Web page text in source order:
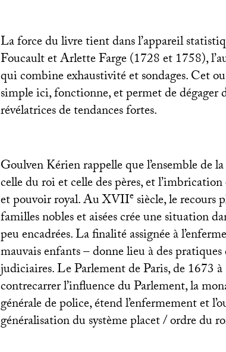
La force du livre tient dans l’appareil
Foucault et Arlette Farge (1728 et 1758),
qui combine exhaustivité et sondages. Cet
simple ici, fonctionne, et permet de dégager
révélatrices de tendances fortes.
Goulven Kérien rappelle que l’ensemble de
celle du roi et celle des pères, et
et pouvoir royal. AuXVIIe siècle, le recours
familles nobles et aisées crée une situation
peu encadrées. La finalité assignée à
mauvais enfants – donne lieu à des
judiciaires. Le Parlement de Paris, de 1673
contrecarrer l’influence du Parlement, la
générale de police, étend l’enfermement et
généralisation du système placet / ordre du